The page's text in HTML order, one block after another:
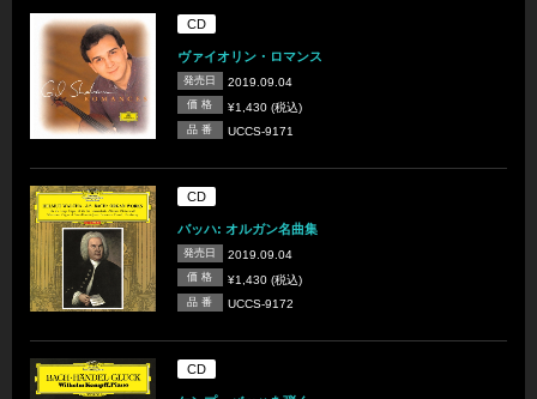
CD
ヴァイオリン・ロマンス
発売日 2019.09.04
価 格 ¥1,430 (税込)
品 番 UCCS-9171
CD
バッハ: オルガン名曲集
発売日 2019.09.04
価 格 ¥1,430 (税込)
品 番 UCCS-9172
CD